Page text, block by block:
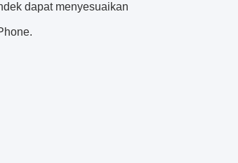
dapat menyesuaikan